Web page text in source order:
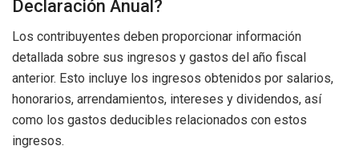
Declaración Anual?
Los contribuyentes deben proporcionar información
detallada sobre sus ingresos y gastos del año fiscal
anterior. Esto incluye los ingresos obtenidos por salarios,
honorarios, arrendamientos, intereses y dividendos, así
como los gastos deducibles relacionados con estos
ingresos.